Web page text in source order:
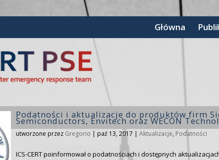
Główna
Podatności i aktualizacje do produktów firm
Semiconductors, Envitech oraz WECON
utworzone przez Gregorio | paź 13, 2017 | Aktualizacje, Podatności
ICS-CERT poinformował o podatnościach i dostępnych